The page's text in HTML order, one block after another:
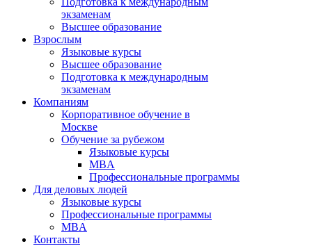
экзаменам
Высшее образование
Взрослым
Языковые курсы
Высшее образование
Подготовка к международным
экзаменам
Компаниям
Корпоративное обучение в
Москве
Обучение за рубежом
Языковые курсы
MBA
Профессиональные программы
Для деловых людей
Языковые курсы
Профессиональные программы
MBA
Контакты